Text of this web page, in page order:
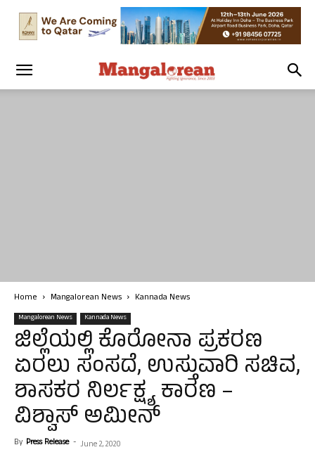
Home Mangalorean News Kannada News
Mangalorean News Kannada News
ಜಿಲ್ಲೆಯಲ್ಲಿ ಕೊರೋನಾ ಪ್ರಕರಣ
ಏರಲು ಸಂಸದೆ, ಉಸ್ತುವಾರಿ ಸಚಿವ,
ಶಾಸಕರ ನಿರ್ಲಕ್ಷ್ಯ ಕಾರಣ –
ವಿಶ್ವಾಸ್ ಅಮೀನ್
By Press Release - June 2, 2020